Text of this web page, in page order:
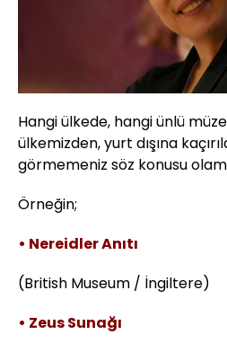
Hangi ülkede, hangi ünlü
ülkemizden, yurt dışına
görmemeniz söz konusu
Örneğin;
• Nereidler Anıtı
(British Museum / İngiltere)
• Zeus Sunağı